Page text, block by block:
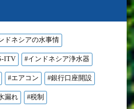
ドネシアの水事情
ITV #インドネシア浄水器
#エアコン #銀行口座開設
漏れ #税制